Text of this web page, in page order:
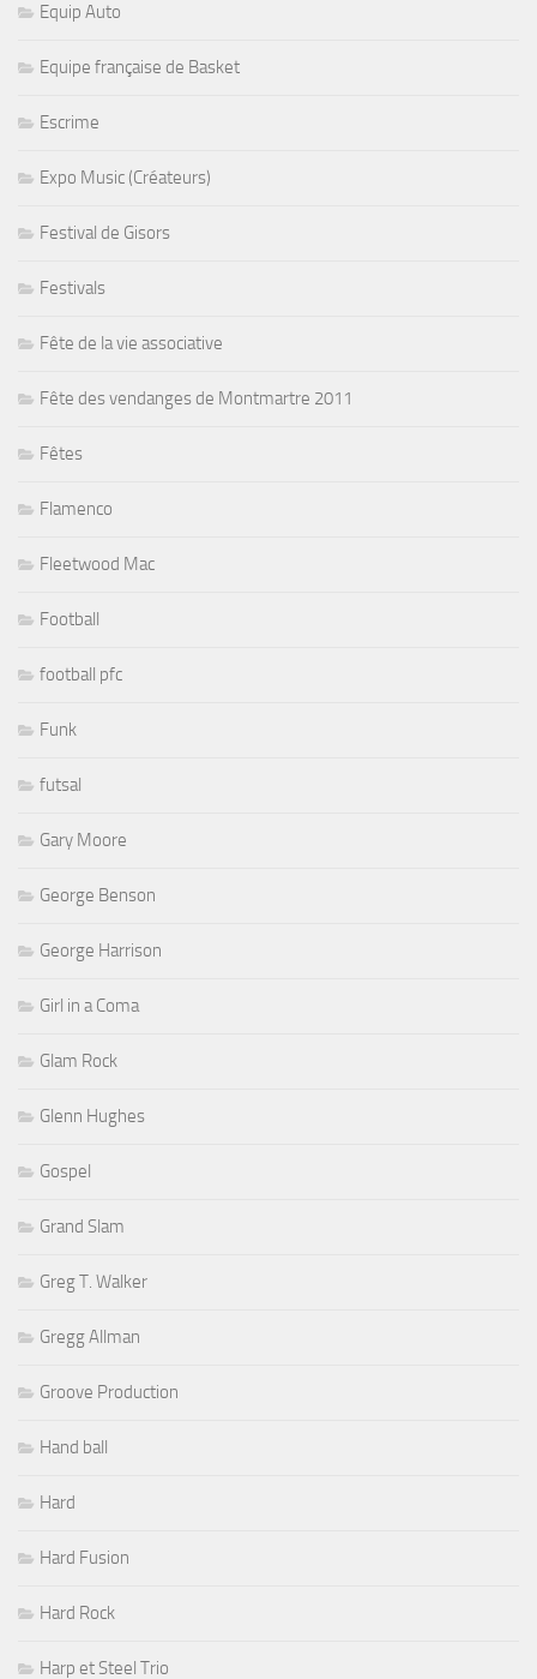
Equip Auto
Equipe française de Basket
Escrime
Expo Music (Créateurs)
Festival de Gisors
Festivals
Fête de la vie associative
Fête des vendanges de Montmartre 2011
Fêtes
Flamenco
Fleetwood Mac
Football
football pfc
Funk
futsal
Gary Moore
George Benson
George Harrison
Girl in a Coma
Glam Rock
Glenn Hughes
Gospel
Grand Slam
Greg T. Walker
Gregg Allman
Groove Production
Hand ball
Hard
Hard Fusion
Hard Rock
Harp et Steel Trio